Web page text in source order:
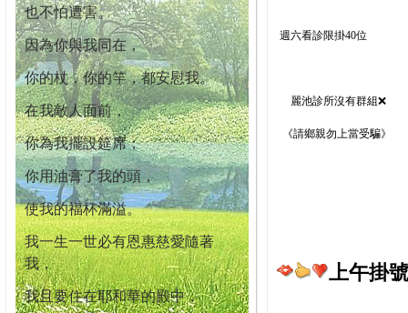
也不怕遭害。
因為你與我同在，
你的杖，你的竿，都安慰我。
在我敵人面前，
你為我擺設筵席；
你用油膏了我的頭，
使我的福杯滿溢。
我一生一世必有恩惠慈愛隨著
我，
我且要住在耶和華的殿中，
週六看診限掛40位
麗池診所沒有群組❌
《請鄉親勿上當受騙》
上午掛